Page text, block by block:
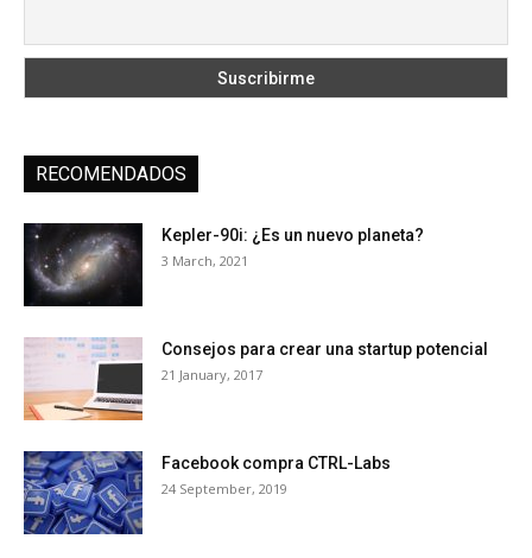
RECOMENDADOS
Kepler-90i: ¿Es un nuevo planeta?
3 March, 2021
Consejos para crear una startup potencial
21 January, 2017
Facebook compra CTRL-Labs
24 September, 2019